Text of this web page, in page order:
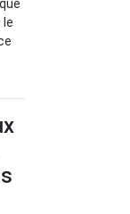
le